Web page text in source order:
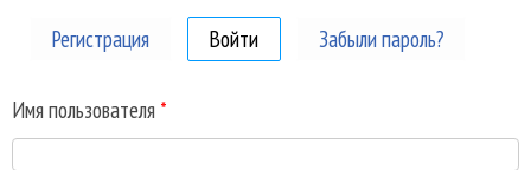
Регистрация Войти (активная вкладка)
Забыли пароль?
Имя пользователя *